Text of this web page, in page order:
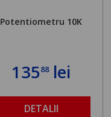
Potentiometru 10K
13588lei
DETALII